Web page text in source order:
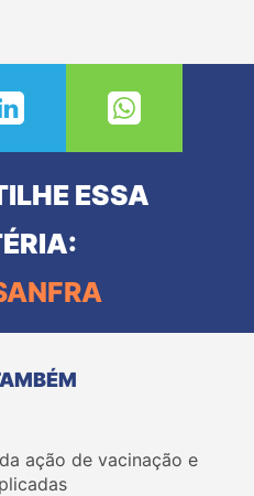
ESSA
ação de vacinação e